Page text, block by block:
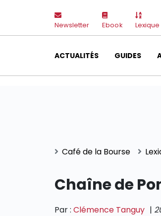
Newsletter Ebook Lexique
ACTUALITÉS GUIDES
Café de la Bourse
Chaîne de
Par : Clémence Tanguy |